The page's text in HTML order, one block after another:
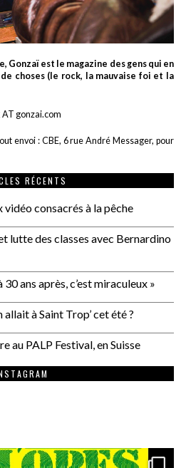
Gonzaï est le magazine des gens qui en
choses (le rock, la mauvaise foi et la
AT gonzai.com
envoi : CBE, 6 rue André Messager, pour
RÉCENTS
vidéo consacrés à la pêche
lutte des classes avec Bernardino
30 ans après, c’est miraculeux »
à Saint Trop’ cet été ?
au PALP Festival, en Suisse